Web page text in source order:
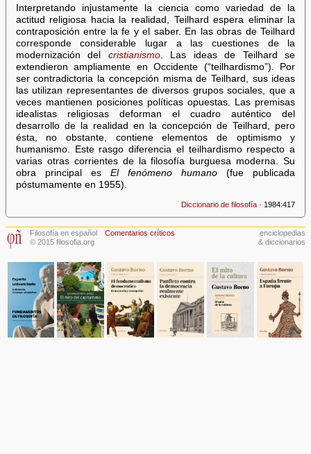
Interpretando injustamente la ciencia como variedad de la
actitud religiosa hacia la realidad, Teilhard espera eliminar la
contraposición entre la fe y el saber. En las obras de Teilhard
corresponde considerable lugar a las cuestiones de la
modernización del cristianismo. Las ideas de Teilhard se
extendieron ampliamente en Occidente (“teilhardismo”). Por
ser contradictoria la concepción misma de Teilhard, sus ideas
las utilizan representantes de diversos grupos sociales, que a
veces mantienen posiciones políticas opuestas. Las premisas
idealistas religiosas deforman el cuadro auténtico del
desarrollo de la realidad en la concepción de Teilhard, pero
ésta, no obstante, contiene elementos de optimismo y
humanismo. Este rasgo diferencia el teilhardismo respecto a
varias otras corrientes de la filosofía burguesa moderna. Su
obra principal es El fenómeno humano (fue publicada
póstumamente en 1955).
Diccionario de filosofía · 1984:417
Filosofía en español
© 2015 filosofia.org
Comentarios críticos
enciclopedias
& diccionarios